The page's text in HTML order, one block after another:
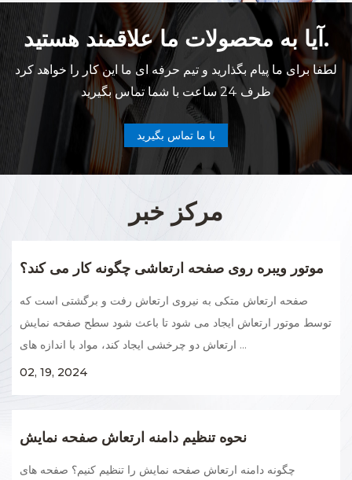
آیا به محصولات ما علاقمند هستید.
لطفا برای ما پیام بگذارید و تیم حرفه ای ما این کار را خواهد کرد
ظرف 24 ساعت با شما تماس بگیرید
با ما تماس بگیرید
مرکز خبر
موتور ویبره روی صفحه ارتعاشی چگونه کار می کند؟
صفحه ارتعاش متکی به نیروی ارتعاش رفت و برگشتی است که
توسط موتور ارتعاش ایجاد می شود تا باعث شود سطح صفحه نمایش
ارتعاش دو چرخشی ایجاد کند، مواد با اندازه های ...
02, 19, 2024
نحوه تنظیم دامنه ارتعاش صفحه نمایش
چگونه دامنه ارتعاش صفحه نمایش را تنظیم کنیم؟ صفحه های